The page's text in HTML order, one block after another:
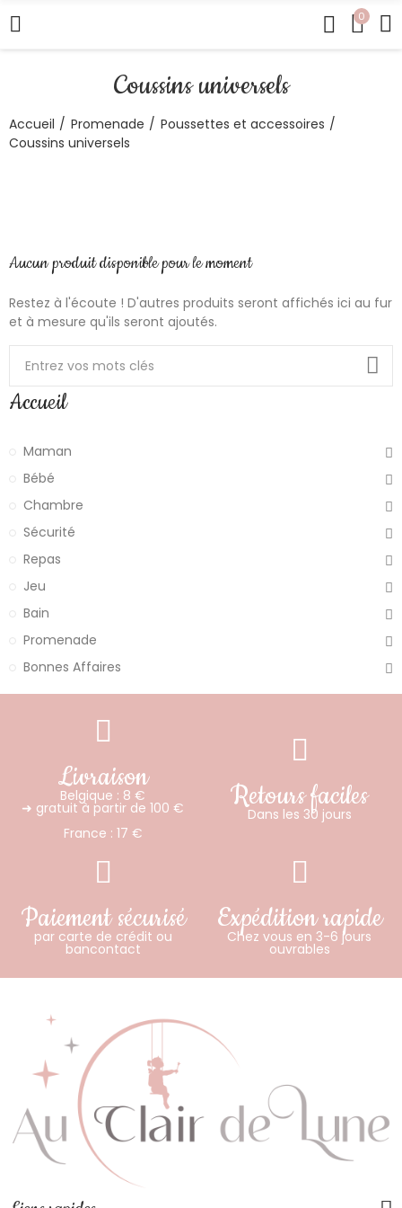
0
Coussins universels
Accueil Promenade
Poussettes et accessoires
Coussins universels
Aucun produit disponible pour le moment
Restez à l'écoute ! D'autres produits seront affichés ici au fur
et à mesure qu'ils seront ajoutés.
Accueil
Maman
Bébé
Chambre
Sécurité
Repas
Jeu
Bain
Promenade
Bonnes Affaires
Livraison
Belgique : 8 €
➜ gratuit à partir de 100 €
France : 17 €
Retours faciles
Dans les 30 jours
Paiement sécurisé
par carte de crédit ou
bancontact
Expédition rapide
Chez vous en 3-6 jours
ouvrables